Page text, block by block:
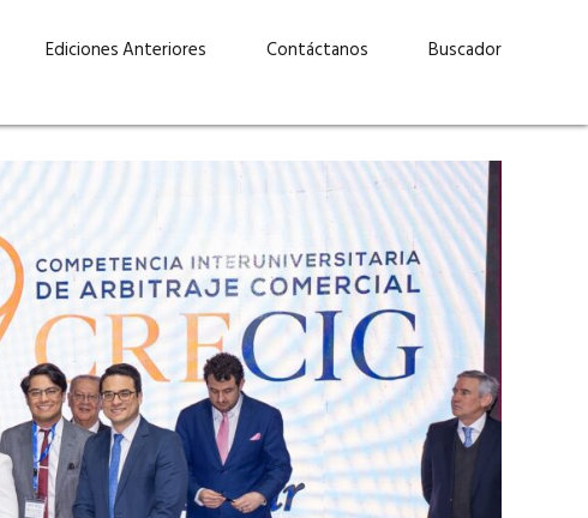
Suárez: “Las
podemos liderar y
paso por nuestros
méritos”
Lucas Martínez Paz: “En
tecnología, hay que invertir
con inteligencia, no por
moda”
Ediciones Anteriores Contáctanos Buscador